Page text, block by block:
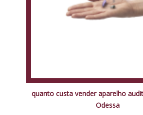
quanto custa vender aparelho
Odessa